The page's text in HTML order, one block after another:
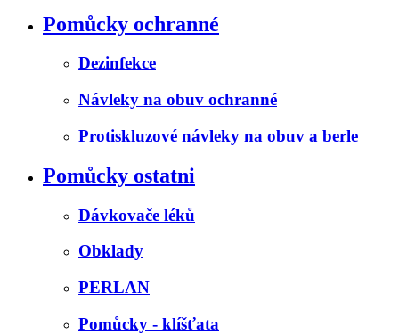
Pomůcky ochranné
Dezinfekce
Návleky na obuv ochranné
Protiskluzové návleky na obuv a berle
Pomůcky ostatni
Dávkovače léků
Obklady
PERLAN
Pomůcky - klíšťata